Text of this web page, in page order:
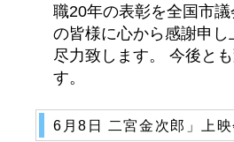
職20年の表彰を全国市
の皆様に心から感謝申
尽力致します。 今後と
す。
6月8日 二宮金次郎」上映